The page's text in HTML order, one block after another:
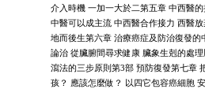
介入時機 一加一大於二第五章 中西醫
中醫可以成主流 中西醫合作接力 西醫
地而後生第六章 治療癌症及防治復發的
論治 從臟腑間尋求健康 臟象生剋的處
瀉法的三步原則第3部 預防復發第七章
孩？ 應該怎麼做？ 以四它包容癌細胞